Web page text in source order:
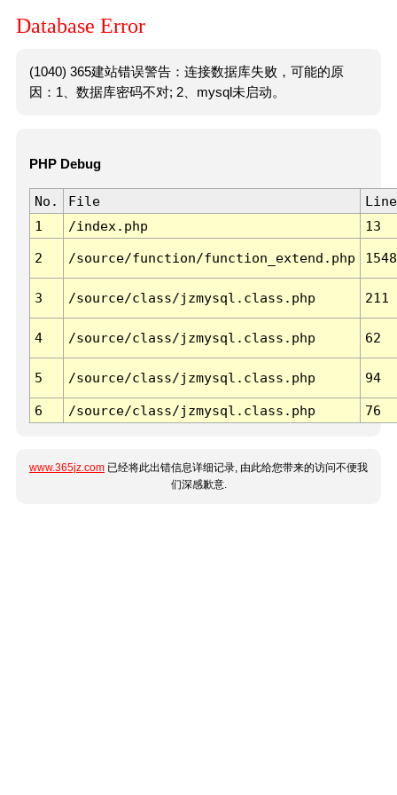
Database Error
(1040) 365建站错误警告：连接数据库失败，可能的原
因：1、数据库密码不对; 2、mysql未启动。
PHP Debug
No. File
Line
1
/index.php 13
2 /source/function/function_extend.php 1548
3 /source/class/jzmysql.class.php 211
4 /source/class/jzmysql.class.php 62
5 /source/class/jzmysql.class.php 94
6 /source/class/jzmysql.class.php 76
www.365jz.com 已经将此出错信息详细记录, 由此给您带来的访问不便我
们深感歉意.